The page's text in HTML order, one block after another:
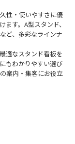
性・使いやすさに優
す。A型スタンド、
ど、多彩なラインナ
適なスタンド看板を
もわかりやすい選び
案内・集客にお役立